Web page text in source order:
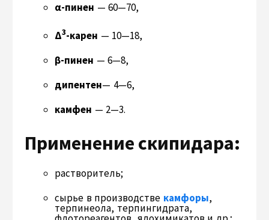
α-пинен — 60—70,
Δ3-карен — 10—18,
β-пинен — 6—8,
дипентен— 4—6,
камфен — 2—3.
Применение скипидара:
растворитель;
сырье в производстве камфоры,
терпинеола, терпингидрата,